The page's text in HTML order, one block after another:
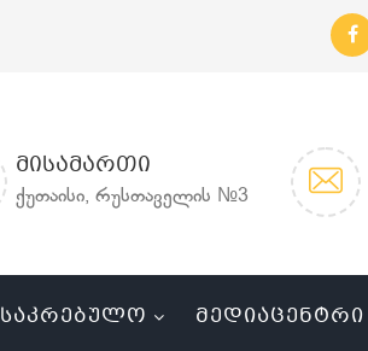
ᲛᲘᲡᲐᲛᲐᲠᲗᲘ
ქუთაისი, რუსთაველის №3
ᲡᲐᲙᲠᲔᲑᲣᲚᲝ ᲛᲔᲓᲘᲐᲪᲔᲜᲢᲠᲘ